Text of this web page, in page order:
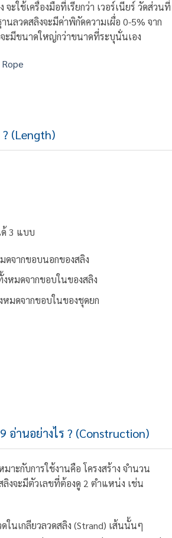
ะใช้เครื่องมือที่เรียกว่า เวอร์เนียร์ วัดส่วนที่
นลวดสลิงจะมีค่าพิกัดความเผื่อ 0-5% จาก
ะมีขนาดใหญ่กว่าขนาดที่ระบุนั่นเอง
? (Length)
ด้ 3 แบบ
ดจากขอบนอกของสลิง
หมดจากขอบในของสลิง
มดจากขอบในของชุดยก
อ่านอย่างไร ? (Construction)
ะกับการใช้งานคือ โครงสร้าง จำนวน
ลิงจะมีตัวเลขที่ต้องดู 2 ตำแหน่ง เช่น
นเกลียวลวดสลิง (Strand) เส้นนั้นๆ